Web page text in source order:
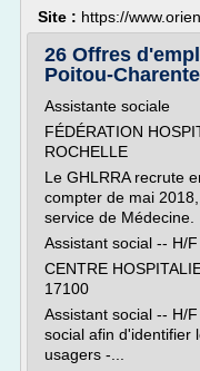
Site : https://
26 Offres
Poitou-
Assistante sociale
FÉDÉRATION
ROCHELLE
Le GHLRRA recrute
compter de mai
service de Médecine.
Assistant social -- H/F
CENTRE
17100
Assistant social -- H/
social afin d'identifier
usagers -...